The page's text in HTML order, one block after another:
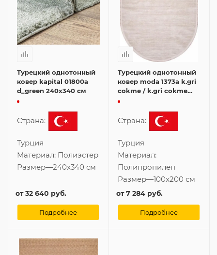
Турецкий однотонный
ковер kapital 01800a
d_green 240x340 см
Страна:
Турция
Материал: Полиэстер
Размер—240x340 см
от32 640 руб.
Подробнее
Турецкий однотонный
ковер moda 1373a k.gri
cokme / k.gri cokme
100x200 см
Страна:
Турция
Материал:
Полипропилен
Размер—100x200 см
от7 284 руб.
Подробнее